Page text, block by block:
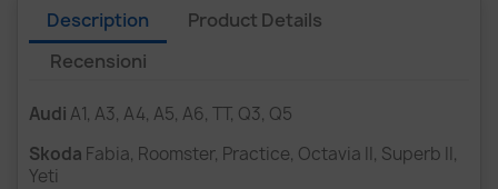
Description
Product Details
Recensioni
Audi A1, A3, A4, A5, A6, TT, Q3, Q5
Skoda Fabia, Roomster, Practice, Octavia II, Superb II,
Yeti